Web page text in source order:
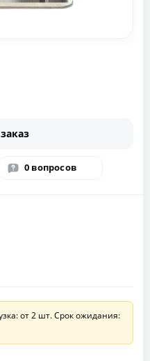
0 вопросов
от 2 шт. Срок ожидания: